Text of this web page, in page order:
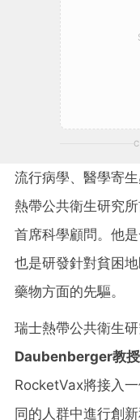
流行病學、醫學寄
熱帶公共衛生研究
首席科學顧問。他
也是研發針對貧困
藥物方面的先驅。
瑞士熱帶公共衛生
Daubenberger教授
RocketVax將接入
同的人群中進行創